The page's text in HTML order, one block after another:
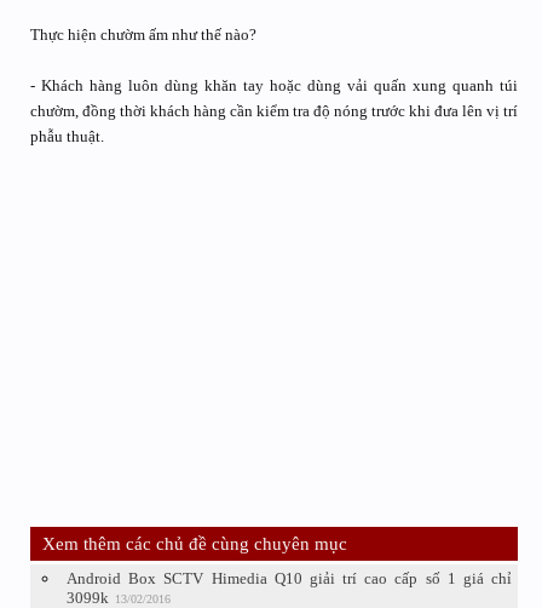
Thực hiện chườm ấm như thế nào?
- Khách hàng luôn dùng khăn tay hoặc dùng vải quấn xung quanh túi
chườm, đồng thời khách hàng cần kiểm tra độ nóng trước khi đưa lên vị trí
phẫu thuật.
Xem thêm các chủ đề cùng chuyên mục
Android Box SCTV Himedia Q10 giải trí cao cấp số 1 giá chỉ
3099k 13/02/2016